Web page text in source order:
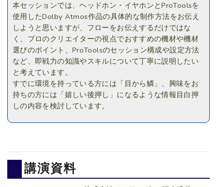
本セッションでは、ヘッドホン・イヤホンとProToolsを
使用したDolby Atmos作品の具体的な制作方法をお伝え
しようと思いますが、フローをお伝えするだけではな
く、プロのクリエイターの視点でおすすめの機材や機材
選びのポイント、ProToolsのセッション構成や設定方法
など、即戦力の知識やスキルについて丁寧に説明したい
と考えています。
すでに環境を持っている方には「目から鱗」、興味をお
持ちの方には「嬉しい後押し」になるような情報目白押
しの内容を検討しています。
講演資料